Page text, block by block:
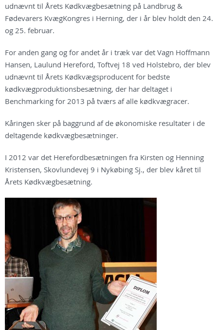
udnævnt til Årets Kødkvægbesætning på Landbrug &
Fødevarers KvægKongres i Herning, der i år blev holdt den 24.
og 25. februar.
For anden gang og for andet år i træk var det Vagn Hoffmann
Hansen, Laulund Hereford, Toftvej 18 ved Holstebro, der blev
udnævnt til Årets Kødkvægsproducent for bedste
kødkvægproduktionsbesætning, der har deltaget i
Benchmarking for 2013 på tværs af alle kødkvægracer.
Kåringen sker på baggrund af de økonomiske resultater i de
deltagende kødkvægbesætninger.
I 2012 var det Herefordbesætningen fra Kirsten og Henning
Kristensen, Skovlundevej 9 i Nykøbing Sj., der blev kåret til
Årets Kødkvægbesætning.